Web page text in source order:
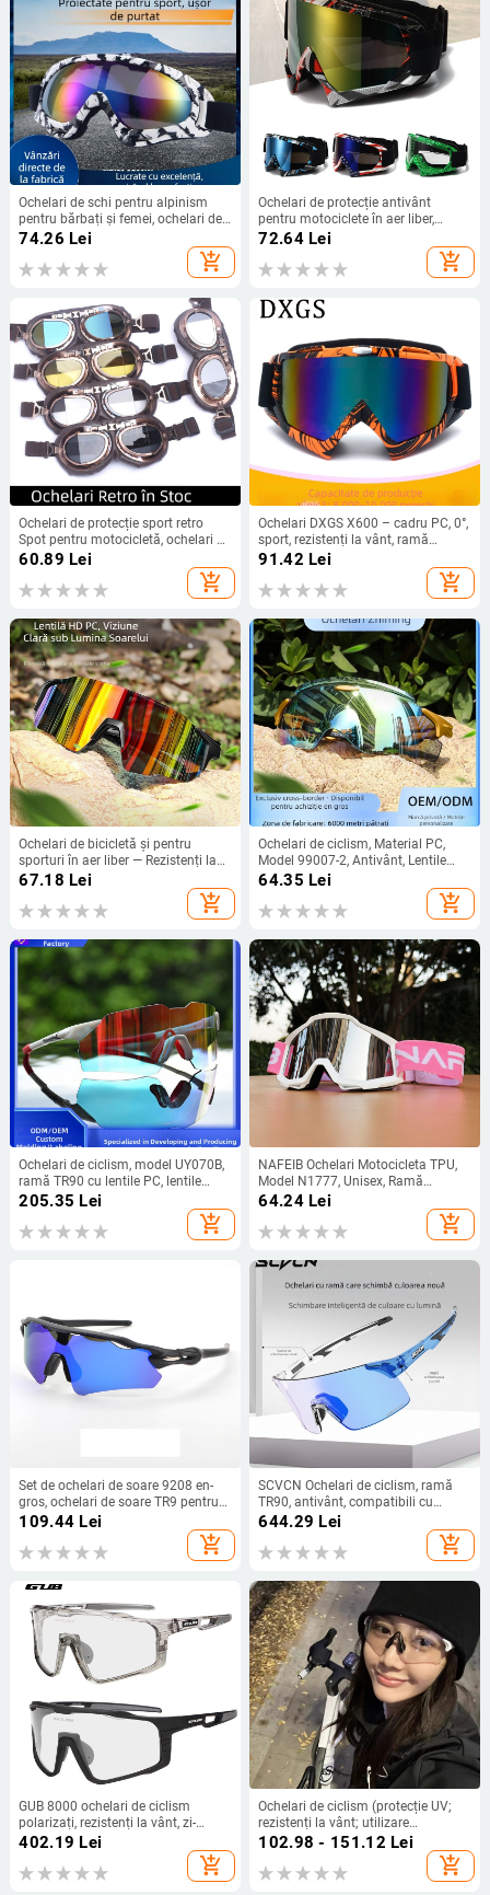
Ochelari de schi pentru alpinism
pentru bărbați și femei, ochelari de
schi cu un singur strat, ochelari de
motocicletă anti-UV acoperiți,
personalizabili
74.26 Lei
add_shopping_cart
Ochelari de protecție antivânt
pentru motociclete în aer liber,
Harley, retro, antivânt, ochelari de
bărbați și femei, en-gros
72.64Lei
add_shopping_cart
Ochelari de protecție sport retro
Spot pentru motocicletă, ochelari de
echitație cross-country, ochelari de
protecție pentru sporturi în aer liber,
ochelari de protecție împotriva
60.89 Lei
add_shopping_cart
Ochelari DXGS X600 – cadru PC, 0°,
sport, rezistenți la vânt, ramă
completă, unisex, ochelari pentru
91.42 Lei
add_shopping_cart
Ochelari de bicicletă și pentru
sporturi în aer liber — Rezistenți la
vânt și praf, Protecție UV, Material
67.18 Lei
add_shopping_cart
Ochelari de ciclism, Material PC,
Model 99007-2, Antivânt, Lentile
înlocuibile
64.35 Lei
add_shopping_cart
Ochelari de ciclism, model UY070B,
ramă TR90 cu lentile PC, lentile
interschimbabile, dioptrie 0
205.35 Lei
add_shopping_cart
NAFEIB Ochelari Motocicleta TPU,
Model N1777, Unisex, Ramă
Completă, Off-Road, Curea din
64.24Lei
add_shopping_cart
Set de ochelari de soare 9208 en-
gros, ochelari de soare TR9 pentru
ciclism în aer liber, ochelari sport
pentru bărbați și femei, ochelari
sport cu parbriz
109.44 Lei
add_shopping_cart
SCVCN Ochelari de ciclism, ramă
TR90, antivânt, compatibili cu
ochelari de corecție
644.29 Lei
add_shopping_cart
GUB 8000 ochelari de ciclism
polarizați, rezistenți la vânt, zi-
noapte, lentile interschimbabile
402.19 Lei
add_shopping_cart
Ochelari de ciclism (protecție UV;
rezistenți la vânt; utilizare
zi/noapte; lentile fotochromice)
102.98 - 151.12 Lei
add_shopping_cart